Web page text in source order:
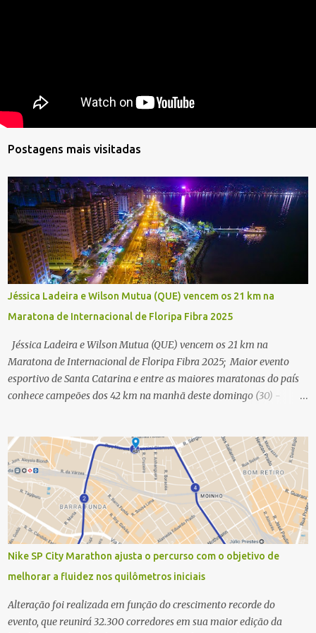
Postagens mais visitadas
Jéssica Ladeira e Wilson Mutua (QUE) vencem os 21 km na
Maratona de Internacional de Floripa Fibra 2025
Jéssica Ladeira e Wilson Mutua (QUE) vencem os 21 km na
Maratona de Internacional de Floripa Fibra 2025; Maior evento
esportivo de Santa Catarina e entre as maiores maratonas do país
conhece campeões dos 42 km na manhã deste domingo (30) -
Floripa Fibra 2025. Na manhã deste sábado (30) foram conhecidos
os campeões dos 21 km do maior evento esportivo de Santa
Catarina. A mineira Jessica Ladeira e o queniano Wilson Mutua
foram os vencedores da meia maratona, ambos com a quebra de
recorde da prova. Neste domingo (31) será a vez da prova principal,
os 42,195 km da maratona, além da corrida de 5 KM. As largadas,
na Avenida Beira-Mar Norte, em Florianópolis, na altura do
Trapiche, começam às 5h10. Entre as maiores maratonas
brasileiras deste ano, a Maratona Internacional de Floripa Fibra
2025 reúne um total de 19.230 atletas. Além da meia marat...
Nike SP City Marathon ajusta o percurso com o objetivo de
melhorar a fluidez nos quilômetros iniciais
Alteração foi realizada em função do crescimento recorde do
evento, que reunirá 32.300 corredores em sua maior edição da